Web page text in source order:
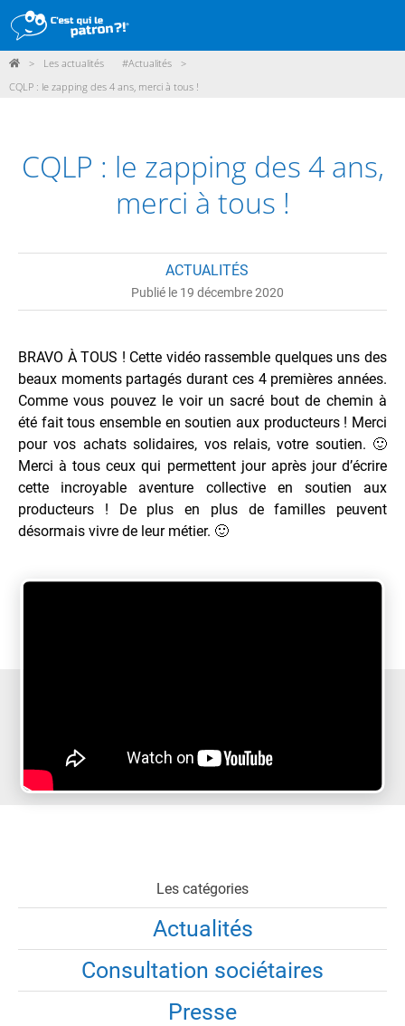
DÉMARCHE
POINTS DE VENTE
PARTICIPER
ME CONNECTER / ADHÉRER
> Les actualités #Actualités
>
CQLP : le zapping des 4 ans, merci à tous !
CQLP : le zapping des 4 ans,
merci à tous !
ACTUALITÉS
Publié le 19 décembre 2020
BRAVO À TOUS ! Cette vidéo rassemble quelques uns des
beaux moments partagés durant ces 4 premières années.
Comme vous pouvez le voir un sacré bout de chemin à
été fait tous ensemble en soutien aux producteurs ! Merci
pour vos achats solidaires, vos relais, votre soutien. 🙂
Merci à tous ceux qui permettent jour après jour d’écrire
cette incroyable aventure collective en soutien aux
producteurs ! De plus en plus de familles peuvent
désormais vivre de leur métier. 🙂
Les catégories
Actualités
Consultation sociétaires
Presse